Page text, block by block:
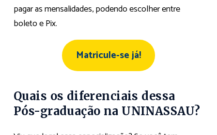
pagar as mensalidades, podendo escolher entre
boleto e Pix.
Matricule-se já!
Quais os diferenciais dessa
Pós-graduação na UNINASSAU?